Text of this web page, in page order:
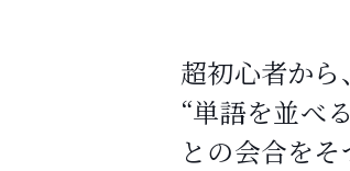
超初心者から
“単語を並べ
との会合を